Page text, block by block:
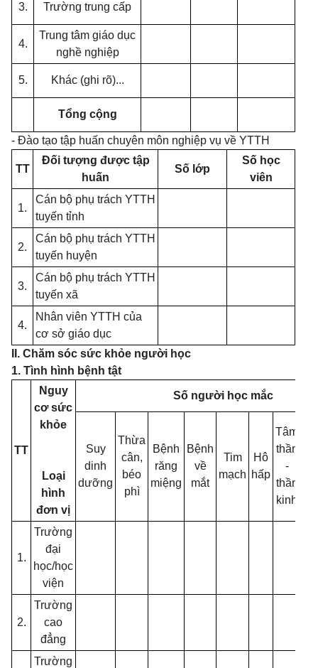
3. Trường trung cấp
4.
Trung tâm giáo dục
nghề nghiệp
5. Khác (ghi rõ)...
Tổng cộng
- Đào tạo tập huấn chuyên môn nghiệp vụ về YTTH
TT
Đối tượng được tập
huấn
Số lớp
Số học
viên
1.
Cán bộ phụ trách YTTH
tuyến tỉnh
2.
Cán bộ phụ trách YTTH
tuyến huyện
3.
Cán bộ phụ trách YTTH
tuyến xã
4.
Nhân viên YTTH của
cơ sở giáo dục
II. Chăm sóc sức khỏe người học
1. Tình hình bệnh tật
TT
Nguy
cơ sức
khỏe
Loại
hình
đơn vị
Số người học mắc
Suy
dinh
dưỡng
Thừa
cân,
béo
phì
Bệnh
răng
miệng
Bệnh
về
mắt
Tim
mạch
Hô
hấp
Tâm
thần
-
thần
kinh
1.
Trường
đại
học/học
viện
2.
Trường
cao
đẳng
Trường